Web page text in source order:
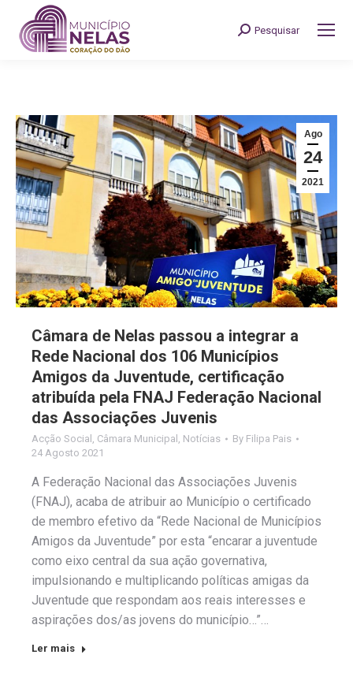
Search:
Pesquisar
Ago
24
2021
Câmara de Nelas passou a integrar a
Rede Nacional dos 106 Municípios
Amigos da Juventude, certificação
atribuída pela FNAJ Federação Nacional
das Associações Juvenis
Acção Social , Câmara Municipal , Notícias By Filipa Pais
24 Agosto 2021
A Federação Nacional das Associações Juvenis
(FNAJ), acaba de atribuir ao Município o certificado
de membro efetivo da “Rede Nacional de Municípios
Amigos da Juventude” por esta “encarar a juventude
como eixo central da sua ação governativa,
impulsionando e multiplicando políticas amigas da
Juventude que respondam aos reais interesses e
aspirações dos/as jovens do município…”…
Ler mais